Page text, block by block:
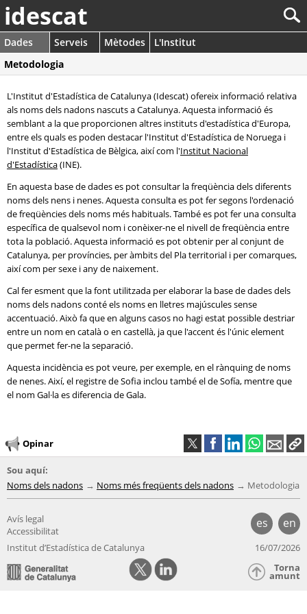
idescat
Dades Serveis Mètodes
L'Institut
Metodologia
L'Institut d'Estadística de Catalunya (Idescat) ofereix informació relativa
als noms dels nadons nascuts a Catalunya. Aquesta informació és
semblant a la que proporcionen altres instituts d'estadística d'Europa,
entre els quals es poden destacar l'Institut d'Estadística de Noruega i
l'Institut d'Estadística de Bèlgica, així com l'Institut Nacional
d'Estadística(INE).
En aquesta base de dades es pot consultar la freqüència dels diferents
noms dels nens i nenes. Aquesta consulta es pot fer segons l'ordenació
de freqüències dels noms més habituals. També es pot fer una consulta
específica de qualsevol nom i conèixer-ne el nivell de freqüència entre
tota la població. Aquesta informació es pot obtenir per al conjunt de
Catalunya, per províncies, per àmbits del Pla territorial i per comarques,
així com per sexe i any de naixement.
Cal fer esment que la font utilitzada per elaborar la base de dades dels
noms dels nadons conté els noms en lletres majúscules sense
accentuació. Això fa que en alguns casos no hagi estat possible destriar
entre un nom en català o en castellà, ja que l'accent és l'únic element
que permet fer-ne la separació.
Aquesta incidència es pot veure, per exemple, en el rànquing de noms
de nenes. Així, el registre de Sofia inclou també el de Sofía, mentre que
el nom Gal·la es diferencia de Gala.
Opinar
Sou aquí:
Noms dels nadons
Noms més freqüents dels nadons Metodologia
es en
Avís legal
Accessibilitat
Institut d’Estadística de Catalunya
16/07/2026
Torna
amunt